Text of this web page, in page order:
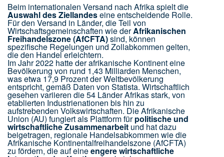
Beim internationalen Versand nach Afrika spielt die
Auswahl des Ziellandeseine entscheidende Rolle.
Für den Versand in Länder, die Teil von
Wirtschaftsgemeinschaften wie derAfrikanischen
Freihandelszone (AfCFTA)sind, können
spezifische Regelungen und Zollabkommen gelten,
die den Handel erleichtern.
Im Jahr 2022 hatte der afrikanische Kontinent eine
Bevölkerung von rund 1,43 Milliarden Menschen,
was etwa 17,9 Prozent der Weltbevölkerung
entspricht, gemäß Daten von Statista. Wirtschaftlich
gesehen variieren die 54 Länder Afrikas stark, von
etablierten Industrienationen bis hin zu
aufstrebenden Volkswirtschaften. Die Afrikanische
Union (AU) fungiert als Plattform fürpolitische und
wirtschaftliche Zusammenarbeit und hat dazu
beigetragen, regionale Handelsabkommen wie die
Afrikanische Kontinentalfreihandelszone (AfCFTA)
zu fördern, die auf eineengere wirtschaftliche